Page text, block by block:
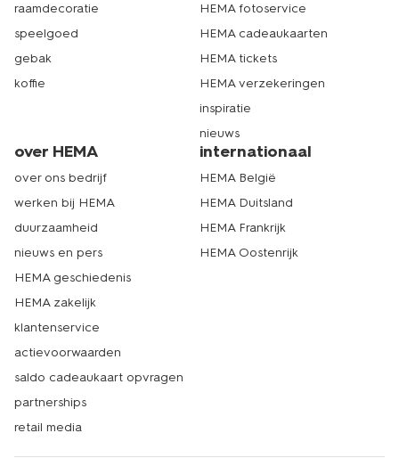
raamdecoratie
speelgoed
gebak
koffie
HEMA fotoservice
HEMA cadeaukaarten
HEMA tickets
HEMA verzekeringen
inspiratie
nieuws
over HEMA
over ons bedrijf
werken bij HEMA
duurzaamheid
nieuws en pers
HEMA geschiedenis
HEMA zakelijk
klantenservice
actievoorwaarden
saldo cadeaukaart opvragen
partnerships
retail media
internationaal
HEMA België
HEMA Duitsland
HEMA Frankrijk
HEMA Oostenrijk